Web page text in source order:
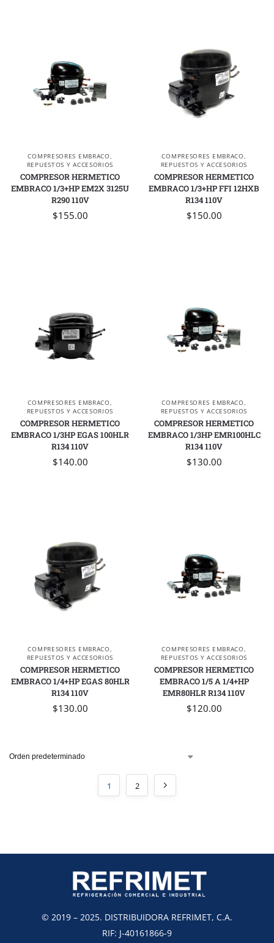
COMPRESORES EMBRACO,
REPUESTOS Y ACCESORIOS
COMPRESOR HERMETICO
EMBRACO 1/3+HP EM2X 3125U
R290 110V
$155.00
COMPRESORES EMBRACO,
REPUESTOS Y ACCESORIOS
COMPRESOR HERMETICO
EMBRACO 1/3+HP FFI 12HXB
R134 110V
$150.00
COMPRESORES EMBRACO,
REPUESTOS Y ACCESORIOS
COMPRESOR HERMETICO
EMBRACO 1/3HP EGAS 100HLR
R134 110V
$140.00
COMPRESORES EMBRACO,
REPUESTOS Y ACCESORIOS
COMPRESOR HERMETICO
EMBRACO 1/3HP EMR100HLC
R134 110V
$130.00
COMPRESORES EMBRACO,
REPUESTOS Y ACCESORIOS
COMPRESOR HERMETICO
EMBRACO 1/4+HP EGAS 80HLR
R134 110V
$130.00
COMPRESORES EMBRACO,
REPUESTOS Y ACCESORIOS
COMPRESOR HERMETICO
EMBRACO 1/5 A 1/4+HP
EMR80HLR R134 110V
$120.00
1 2
© 2019 – 2025. DISTRIBUIDORA REFRIMET, C.A.
RIF: J-40161866-9